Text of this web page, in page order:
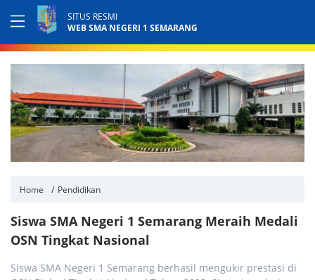
SITUS RESMI
WEB SMA NEGERI 1 SEMARANG
Home Pendidikan
Siswa SMA Negeri 1 Semarang Meraih Medali
OSN Tingkat Nasional
Siswa SMA Negeri 1 Semarang berhasil mengukir prestasi di